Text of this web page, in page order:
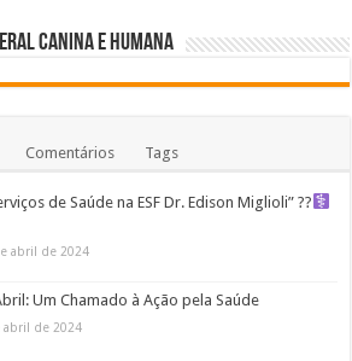
Canina e Humana
Comentários Tags
de Saúde na ESF Dr. Edison Miglioli” ??‍
abril de 2024
Um Chamado à Ação pela Saúde
abril de 2024